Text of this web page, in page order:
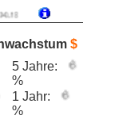
$
5 Jahre:
%
1 Jahr:
%